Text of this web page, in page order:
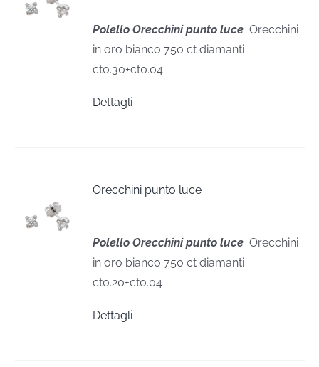
Polello Orecchini punto luce Orecchini
in oro bianco 750 ct diamanti
ct0.30+ct0.04
Dettagli
Orecchini punto luce
Polello Orecchini punto luce Orecchini
in oro bianco 750 ct diamanti
ct0.20+ct0.04
Dettagli